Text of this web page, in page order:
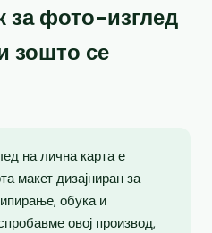
фото-изглед
зошто се
на лична карта е
макет дизајниран за
обука и
овој производ,